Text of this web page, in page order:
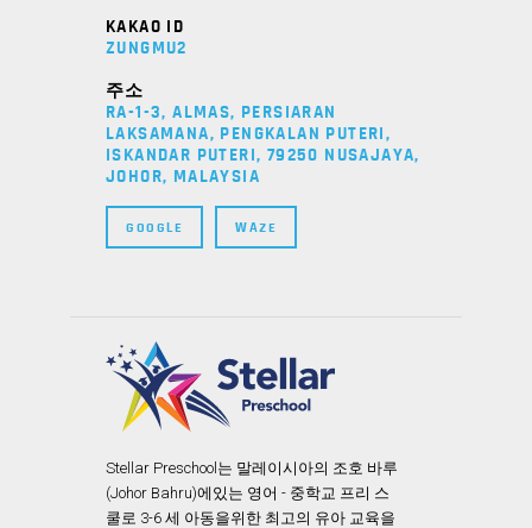
KAKAO ID
ZUNGMU2
주소
RA-1-3, ALMAS, PERSIARAN
LAKSAMANA, PENGKALAN PUTERI,
ISKANDAR PUTERI, 79250 NUSAJAYA,
JOHOR, MALAYSIA
GOOGLE WAZE
Stellar Preschool는 말레이시아의 조호 바루
(Johor Bahru)에있는 영어 - 중학교 프리 스
쿨로 3-6 세 아동을위한 최고의 유아 교육을